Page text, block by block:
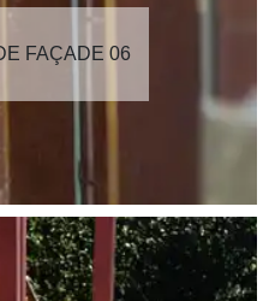
FAÇADE 06